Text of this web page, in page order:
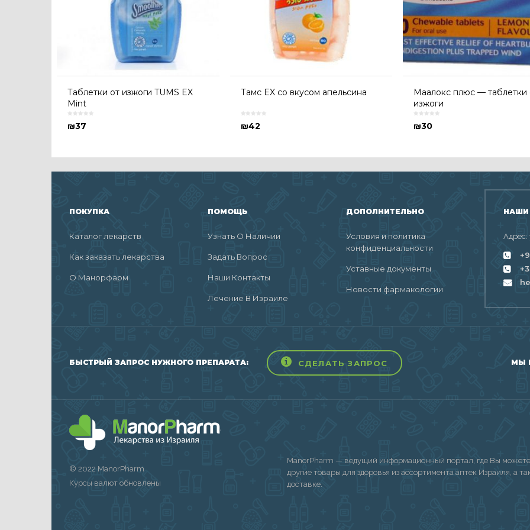
Таблетки от изжоги TUMS EX
Mint
₪37
Тамс EX со вкусом апельсина
₪42
Маалокс плюс — таблетки
изжоги
₪30
ПОКУПКА
Каталог лекарств
Как заказать лекарства
О Манорфарм
ПОМОЩЬ
Узнать О Наличии
Задать Вопрос
Наши Контакты
Лечение В Израиле
ДОПОЛНИТЕЛЬНО
Условия и политика
конфиденциальности
Уставные документы
Новости фармакологии
НАШИ
Адрес:
БЫСТРЫЙ ЗАПРОС НУЖНОГО ПРЕПАРАТА: СДЕЛАТЬ ЗАПРОС МЫ
© 2022 ManorPharm
Курсы валют обновлены
ManorPharm — ведущий информационный портал, где Вы
другие товары для здоровья из ассортимента аптек Израиля, а
доставке.